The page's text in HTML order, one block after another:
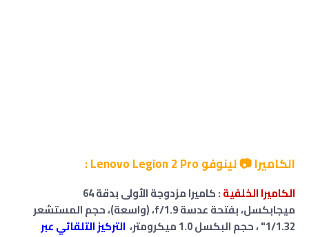
الكاميرا 📷 لينوفو Lenovo Legion 2 Pro :
الكاميرا الخلفية :
كاميرا مزدوجة الأولى بدقة 64
ميجابكسل، بفتحة عدسة f/1.9، (واسعة)،
حجم المستشعر
1/1.32" ، حجم البكسل 1.0 ميكرومتر،
التركيز التلقائي عبر